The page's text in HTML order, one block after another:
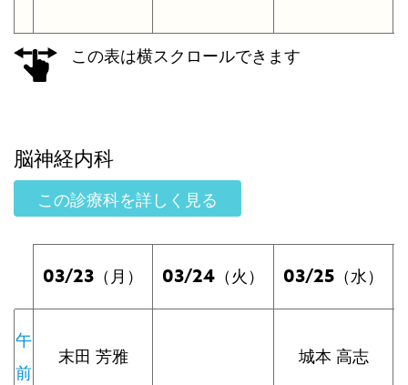
この表は横スクロールできます
脳神経内科
この診療科を詳しく見る
03/23 （月） 03/24 （火） 03/25 （水）
午
前
末田 芳雅 城本 高志